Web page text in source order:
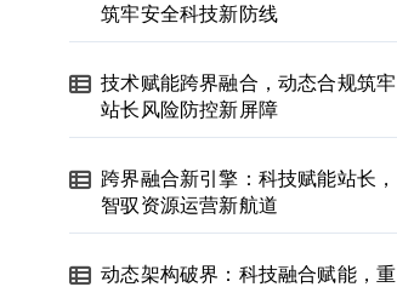
筑牢安全科技新防线
技术赋能跨界融合，动态合规筑牢
站长风险防控新屏障
跨界融合新引擎：科技赋能站长，
智驭资源运营新航道
动态架构破界：科技融合赋能，重